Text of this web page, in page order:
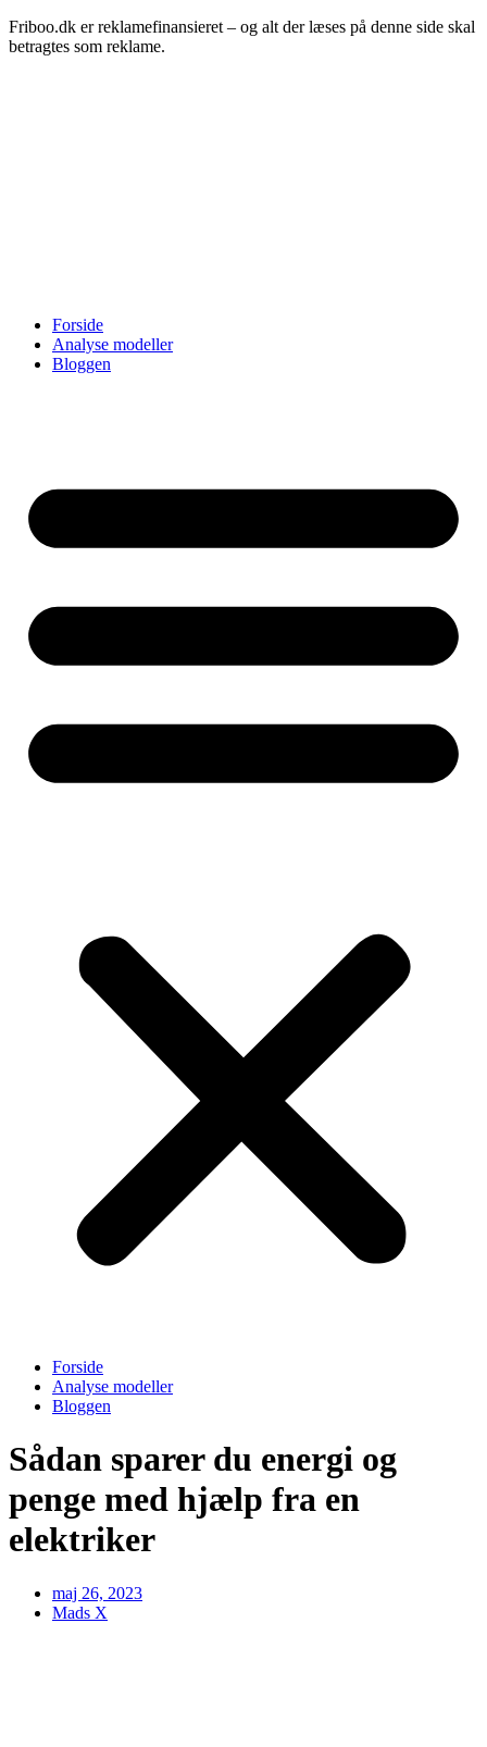
Friboo.dk er reklamefinansieret – og alt der læses på denne side skal
betragtes som reklame.
Forside
Analyse modeller
Bloggen
Forside
Analyse modeller
Bloggen
Sådan sparer du energi og
penge med hjælp fra en
elektriker
maj 26, 2023
Mads X